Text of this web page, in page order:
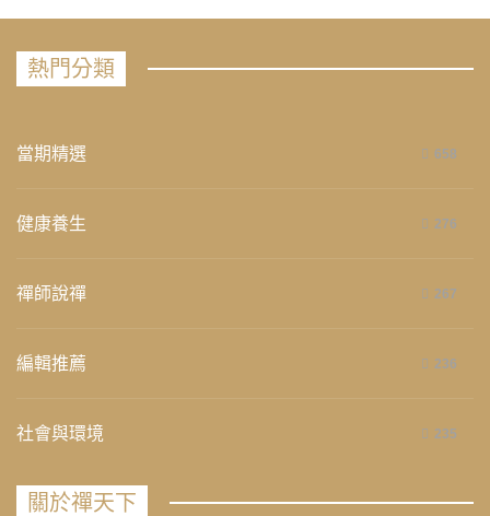
熱門分類
當期精選 658
健康養生 276
禪師說禪 267
編輯推薦 236
社會與環境 235
關於禪天下